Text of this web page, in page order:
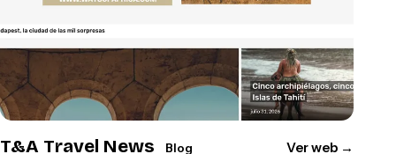
T&A Travel News Blog Ver web →